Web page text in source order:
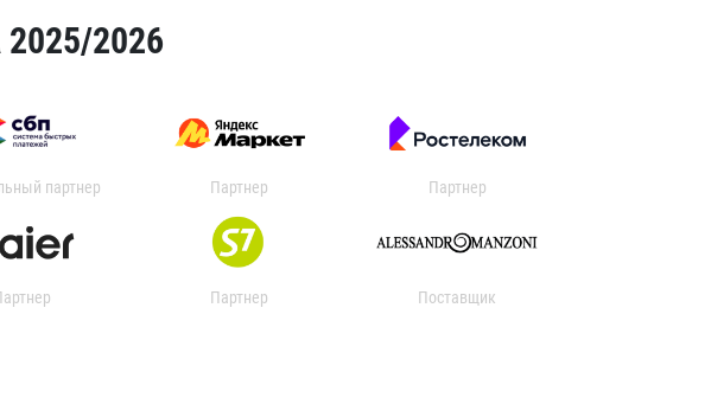
2026
партнер Партнер Партнер
Партнер Поставщик